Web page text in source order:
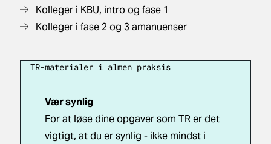
Kolleger i KBU, intro og fase 1
Kolleger i fase 2 og 3 amanuenser
TR-materialer i almen praksis
Vær synlig
For at løse dine opgaver som TR er det
vigtigt, at du er synlig - ikke mindst i